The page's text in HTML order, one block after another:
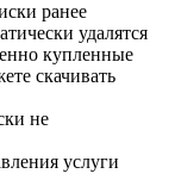
ранее
удалятся
купленные
скачивать
не
услуги